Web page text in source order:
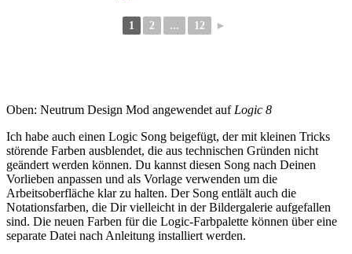
1 2 ... 12 ►
Oben: Neutrum Design Mod angewendet auf Logic 8
Ich habe auch einen Logic Song beigefügt, der mit kleinen Tricks
störende Farben ausblendet, die aus technischen Gründen nicht
geändert werden können. Du kannst diesen Song nach Deinen
Vorlieben anpassen und als Vorlage verwenden um die
Arbeitsoberfläche klar zu halten. Der Song entlält auch die
Notationsfarben, die Dir vielleicht in der Bildergalerie aufgefallen
sind. Die neuen Farben für die Logic-Farbpalette können über eine
separate Datei nach Anleitung installiert werden.